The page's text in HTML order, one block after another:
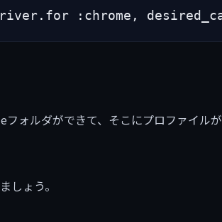
:chrome,
ォルダができて、そこにプロファイルが
しょう。